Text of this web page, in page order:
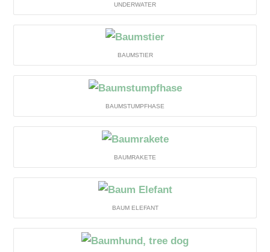
UNDERWATER
BAUMSTIER
BAUMSTUMPFHASE
BAUMRAKETE
BAUM ELEFANT